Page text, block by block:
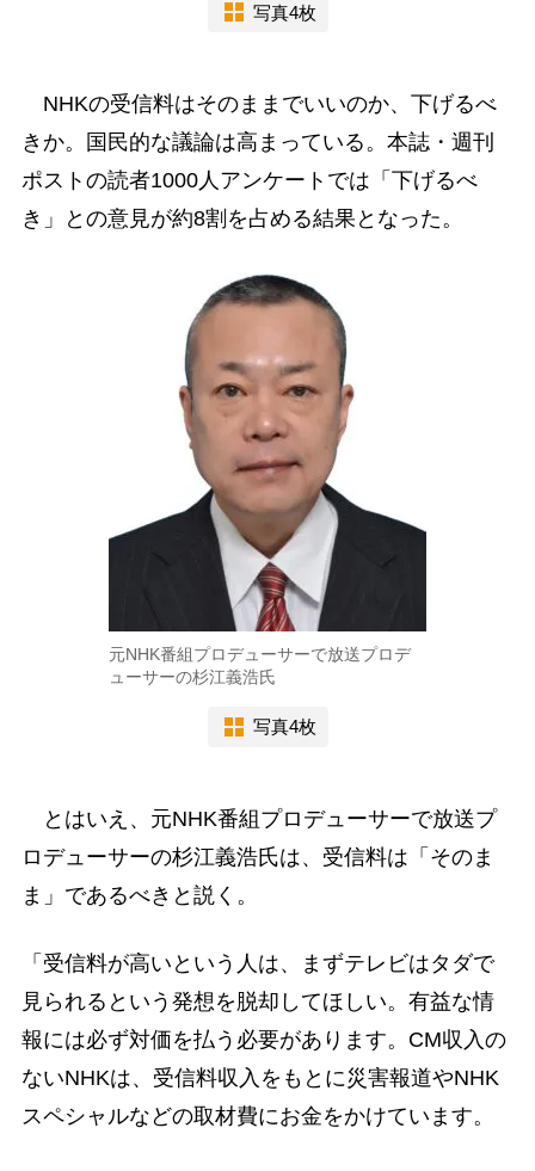
写真4枚
NHKの受信料はそのままでいいのか、下げるべ
きか。国民的な議論は高まっている。本誌・週刊
ポストの読者1000人アンケートでは「下げるべ
き」との意見が約8割を占める結果となった。
元NHK番組プロデューサーで放送プロデ
ューサーの杉江義浩氏
写真4枚
とはいえ、元NHK番組プロデューサーで放送プ
ロデューサーの杉江義浩氏は、受信料は「そのま
ま」であるべきと説く。
「受信料が高いという人は、まずテレビはタダで
見られるという発想を脱却してほしい。有益な情
報には必ず対価を払う必要があります。CM収入の
ないNHKは、受信料収入をもとに災害報道やNHK
スペシャルなどの取材費にお金をかけています。